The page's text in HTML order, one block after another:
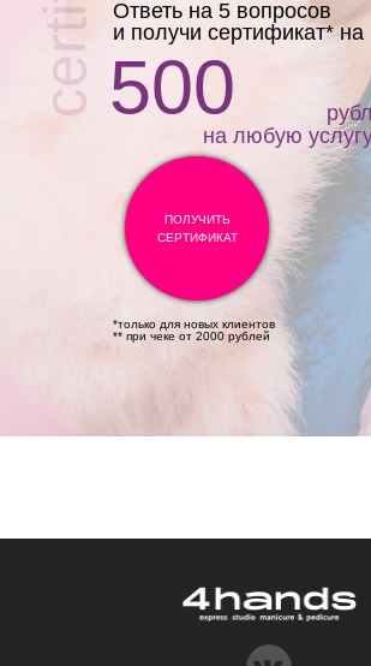
500
Ответь на 5 вопросов
и получи сертификат* на
на любую
ПОЛУЧИТЬ
СЕРТИФИКАТ
*только для новых клиентов
** при чеке от 2000 рублей